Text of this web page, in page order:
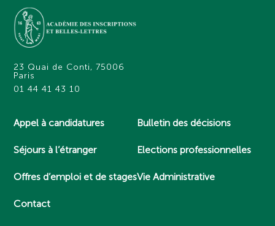
23 Quai de Conti, 75006
Paris
01 44 41 43 10
Appel à candidatures
Séjours à l’étranger
Offres d’emploi et de stages
Contact
Bulletin des décisions
Elections professionnelles
Vie Administrative